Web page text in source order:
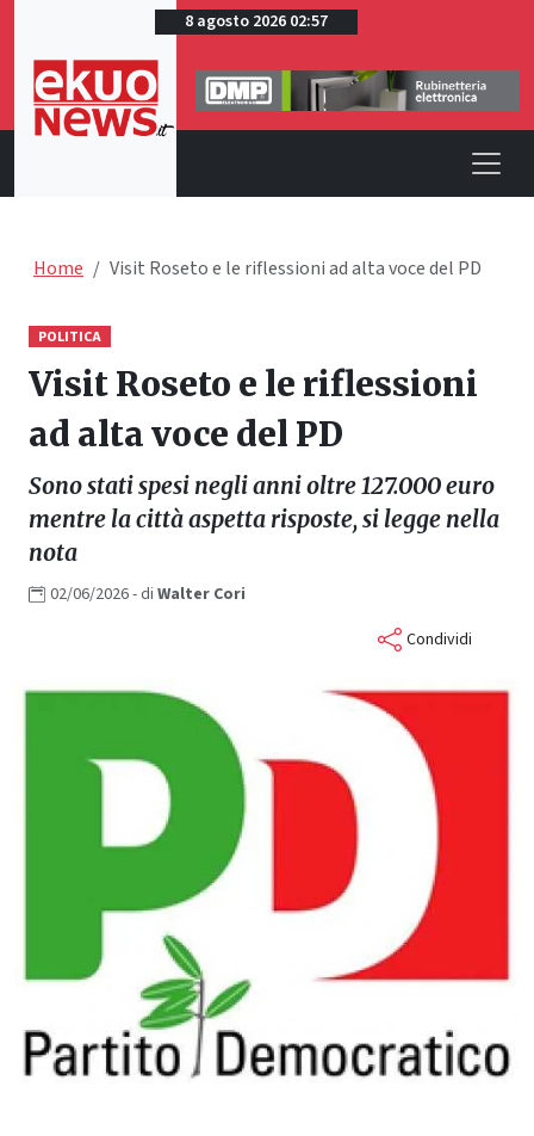
8 agosto 2026 02:57
Home Visit Roseto e le riflessioni ad alta voce del PD
POLITICA
Visit Roseto e le riflessioni
ad alta voce del PD
Sono stati spesi negli anni oltre 127.000 euro
mentre la città aspetta risposte, si legge nella
nota
02/06/2026- di Walter Cori
Condividi